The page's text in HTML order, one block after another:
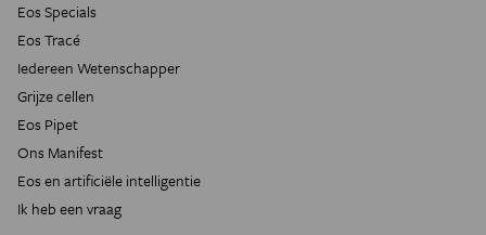
Eos Specials
Eos Tracé
Iedereen Wetenschapper
Grijze cellen
Eos Pipet
Ons Manifest
Eos en artificiële intelligentie
Ik heb een vraag